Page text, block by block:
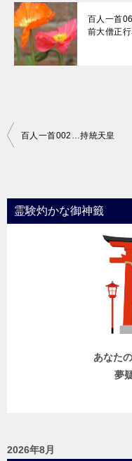
百人一首
前大僧正
投
ビ
ゲ
百人一首002…持統天皇
霊験灼かな御神籤
あなた
夢
2026年8月